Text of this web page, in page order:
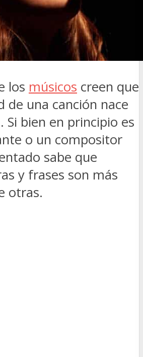
los músicos creen que
de una canción nace
Si bien en principio es
o un compositor
sabe que
y frases son más
otras.